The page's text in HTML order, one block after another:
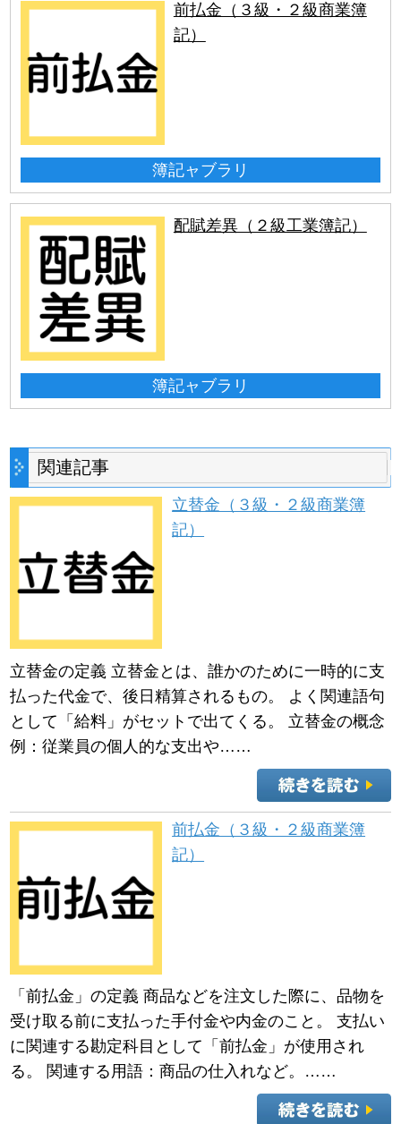
前払金（３級・２級商業簿
記）
簿記ャブラリ
配賦差異（２級工業簿記）
簿記ャブラリ
関連記事
立替金（３級・２級商業簿
記）
立替金の定義 立替金とは、誰かのために一時的に支
払った代金で、後日精算されるもの。 よく関連語句
として「給料」がセットで出てくる。 立替金の概念
例：従業員の個人的な支出や……
前払金（３級・２級商業簿
記）
「前払金」の定義 商品などを注文した際に、品物を
受け取る前に支払った手付金や内金のこと。 支払い
に関連する勘定科目として「前払金」が使用され
る。 関連する用語：商品の仕入れなど。……